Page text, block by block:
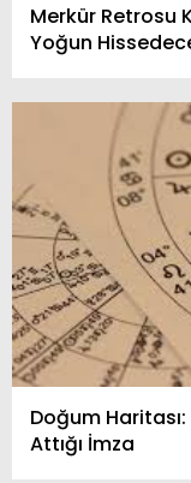
Merkür Retrosu
Yoğun
Doğum
Attığı İmza